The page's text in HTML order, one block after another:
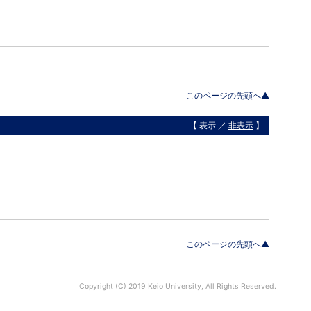
このページの先頭へ▲
【 表示 ／ 非表示 】
このページの先頭へ▲
Copyright (C) 2019 Keio University, All Rights Reserved.